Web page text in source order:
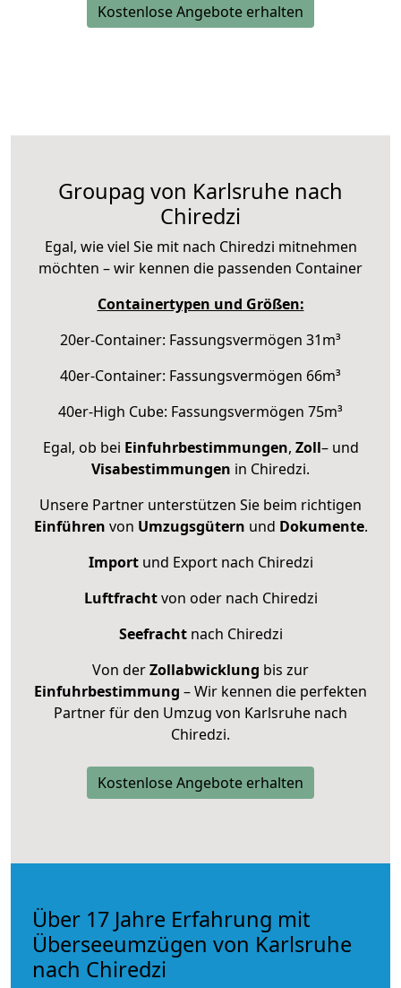
Kostenlose Angebote erhalten
Groupag von Karlsruhe nach
Chiredzi
Egal, wie viel Sie mit nach Chiredzi mitnehmen
möchten – wir kennen die passenden Container
Containertypen und Größen:
20er-Container: Fassungsvermögen 31m³
40er-Container: Fassungsvermögen 66m³
40er-High Cube: Fassungsvermögen 75m³
Egal, ob bei Einfuhrbestimmungen, Zoll– und
Visabestimmungen in Chiredzi.
Unsere Partner unterstützen Sie beim richtigen
Einführen von Umzugsgütern und Dokumente.
Importund Export nach Chiredzi
Luftfrachtvon oder nach Chiredzi
Seefrachtnach Chiredzi
Von derZollabwicklung bis zur
Einfuhrbestimmung – Wir kennen die perfekten
Partner für den Umzug von Karlsruhe nach
Chiredzi.
Kostenlose Angebote erhalten
Über 17 Jahre Erfahrung mit
Überseeumzügen von Karlsruhe
nach Chiredzi